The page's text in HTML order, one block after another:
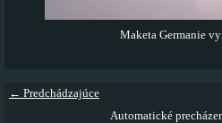
Maketa Germanie
← Predchádzajúce
Automatické